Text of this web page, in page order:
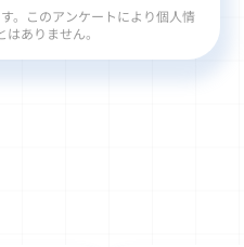
。このアンケートにより個人情
ありません。